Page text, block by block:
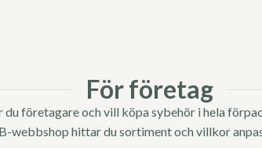
du företagare och vill köpa sybehör i hela
webbshop hittar du sortiment och villkor